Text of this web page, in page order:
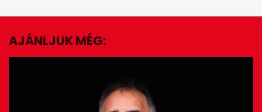
seconds
EZ IS ÉRDEKELHET
AJÁNLJUK MÉG: